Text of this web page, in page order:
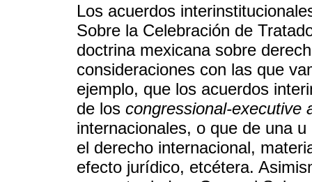
Los acuerdos
Sobre la Celebración de
doctrina mexicana sobre
consideraciones con las que
ejemplo, que los acuerdos
de los congressional-executive
internacionales, o que de una
el derecho internacional,
efecto jurídico, etcétera.